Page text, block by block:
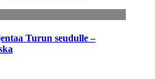
Turun seudulle –